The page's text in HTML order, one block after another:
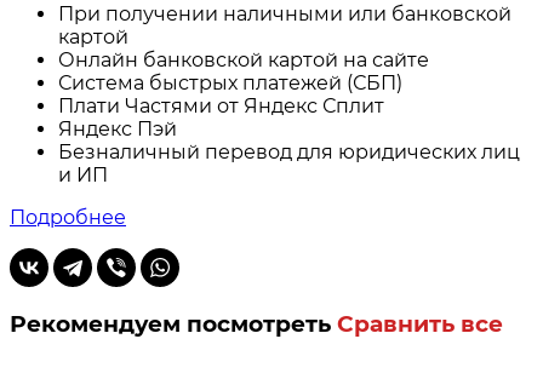
При получении наличными или банковской
картой
Онлайн банковской картой на сайте
Система быстрых платежей (СБП)
Плати Частями от Яндекс Сплит
Яндекс Пэй
Безналичный перевод для юридических лиц
и ИП
Подробнее
Рекомендуем посмотреть Сравнить все